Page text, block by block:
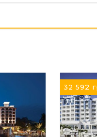
32 592